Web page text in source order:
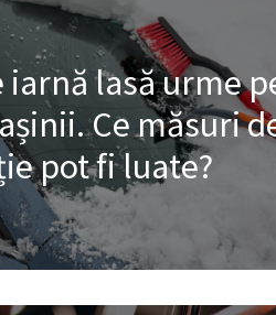
lasă urme
Ce măsuri
pot fi luate?